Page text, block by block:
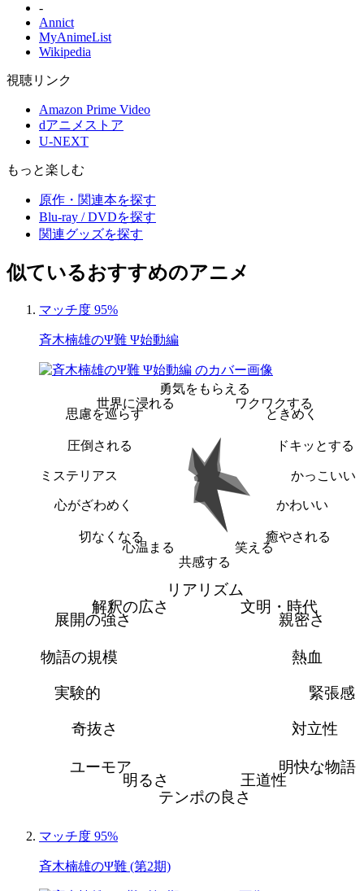
-
Annict
MyAnimeList
Wikipedia
視聴リンク
Amazon Prime Video
dアニメストア
U-NEXT
もっと楽しむ
原作・関連本を探す
Blu-ray / DVDを探す
関連グッズを探す
似ているおすすめのアニメ
マッチ度 95%
斉木楠雄のΨ難 Ψ始動編
勇気をもらえる
ワクワクする
ときめく
ドキッとする
かっこいい
かわいい
癒やされる
笑える
共感する
心温まる
切なくなる
心がざわめく
ミステリアス
圧倒される
思慮を巡らす
世界に浸れる
リアリズム
文明・時代
親密さ
熱血
緊張感
対立性
明快な物語
王道性
テンポの良さ
明るさ
ユーモア
奇抜さ
実験的
物語の規模
展開の強さ
解釈の広さ
マッチ度 95%
斉木楠雄のΨ難 (第2期)